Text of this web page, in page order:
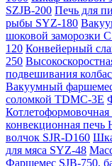
SZJB-200 Печь для
рыбы SYZ-180
шоковой заморозки
120 Конвейерный
250
подвешивания
Вакуумный
соломкой TDMC-3E
конвекционная печь
волчок SJR-D160
для мяса SYZ-48
Фаршемес SJB-750,